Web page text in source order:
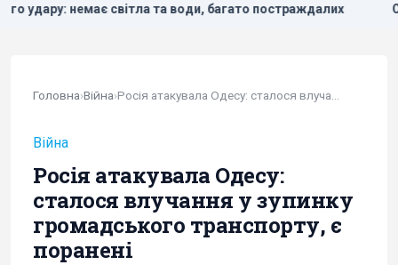
та води, багато постраждалих Один із найближчих
Головна›Війна›
Війна
Росія атакувала Одесу:
сталося влучання у зупинку
громадського транспорту, є
поранені